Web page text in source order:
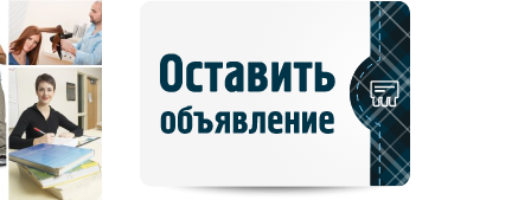
объявление